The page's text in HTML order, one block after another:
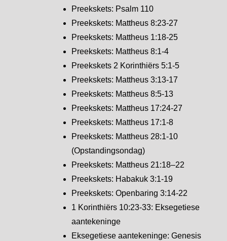
Preekskets: Psalm 110
Preekskets: Mattheus 8:23-27
Preekskets: Mattheus 1:18-25
Preekskets: Mattheus 8:1-4
Preekskets 2 Korinthiërs 5:1-5
Preekskets: Mattheus 3:13-17
Preekskets: Mattheus 8:5-13
Preekskets: Mattheus 17:24-27
Preekskets: Mattheus 17:1-8
Preekskets: Mattheus 28:1-10
(Opstandingsondag)
Preekskets: Mattheus 21:18–22
Preekskets: Habakuk 3:1-19
Preekskets: Openbaring 3:14-22
1 Korinthiërs 10:23-33: Eksegetiese
aantekeninge
Eksegetiese aantekeninge: Genesis